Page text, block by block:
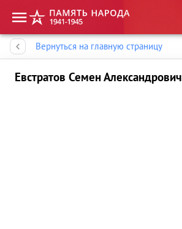
Вернуться на главную страницу
Евстратов Семен Александрович
Память народа